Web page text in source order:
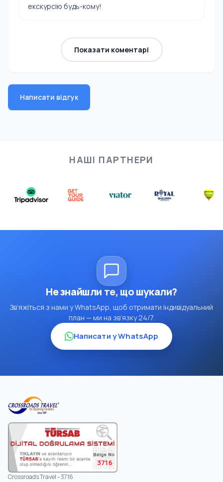
екскурсію будь-кому!
Показати коментарі
Написати відгук
НАШІ ПАРТНЕРИ
Не знайшли те, що шукали?
Зв’яжіться з нами у WhatsApp, щоб отримати індивідуальний
план — ми на зв’язку 24/7.
Написати у WhatsApp
3716
Crossroads Travel - 3716